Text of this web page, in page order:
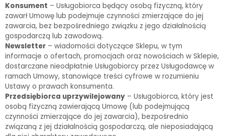
Konsument – Usługobiorca będący osobą fizyczną, który
zawarł Umowę lub podejmuje czynności zmierzające do jej
zawarcia, bez bezpośredniego związku z jego działalnością
gospodarczą lub zawodową.
Newsletter – wiadomości dotyczące Sklepu, w tym
informacje o ofertach, promocjach oraz nowościach w Sklepie,
dostarczane nieodpłatnie Usługobiorcy przez Usługodawcę w
ramach Umowy, stanowiące treści cyfrowe w rozumieniu
Ustawy o prawach konsumenta.
Przedsiębiorca uprzywilejowany – Usługobiorca, który jest
osobą fizyczną zawierającą Umowę (lub podejmującą
czynności zmierzające do jej zawarcia), bezpośrednio
związaną z jej działalnością gospodarczą, ale nieposiadającą